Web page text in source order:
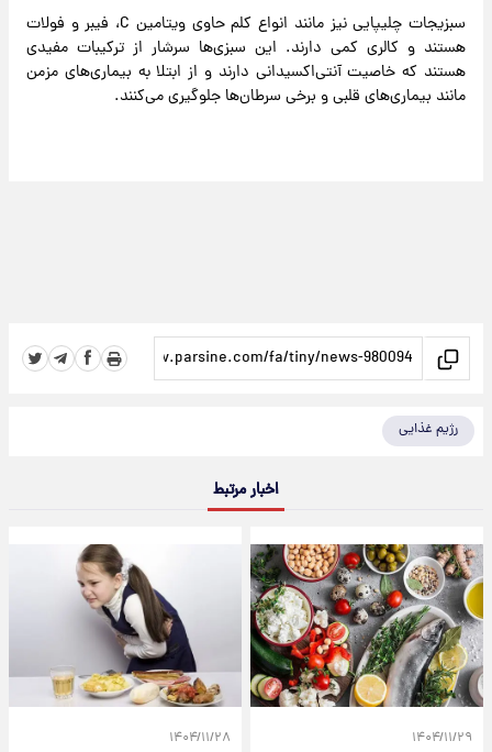
سبزیجات چلیپایی نیز مانند انواع کلم حاوی ویتامین C، فیبر و فولات
هستند و کالری کمی دارند. این سبزی‌ها سرشار از ترکیبات مفیدی
هستند که خاصیت آنتی‌اکسیدانی دارند و از ابتلا به بیماری‌های مزمن
مانند بیماری‌های قلبی و برخی سرطان‌ها جلوگیری می‌کنند.
رژیم غذایی
اخبار مرتبط
۱۴۰۴/۱۱/۲۹ ۱۴۰۴/۱۱/۲۸